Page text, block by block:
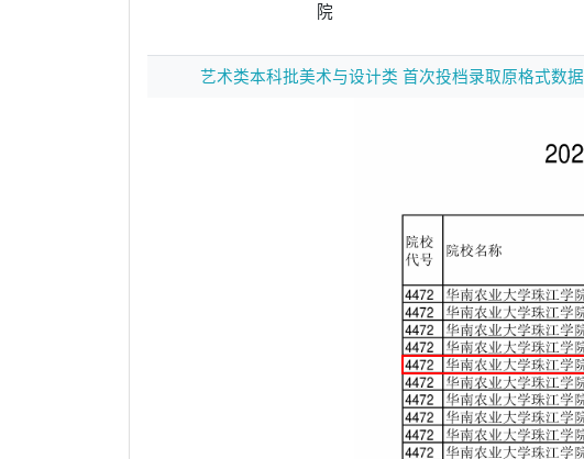
院
艺术类本科批美术与设计类 首次投档录取原格式数据